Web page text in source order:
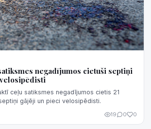
negadījumos cietuši septiņi
ceļu satiksmes negadījumos cietis 21
gājēji un pieci velosipēdisti.
19 0 0